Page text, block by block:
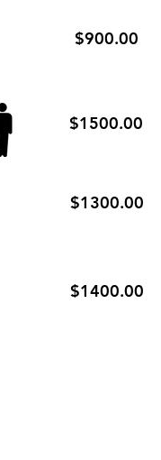
$900.00
$1500.00
$1300.00
$1400.00